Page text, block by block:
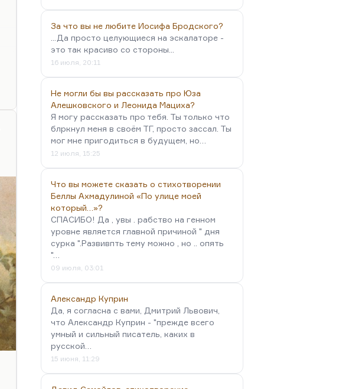
За что вы не любите Иосифа Бродского?
...Да просто целующиеся на эскалаторе -
это так красиво со стороны...
16 июля, 20:11
Не могли бы вы рассказать про Юза
Алешковского и Леонида Мациха?
Я могу рассказать про тебя. Ты только что
блркнул меня в своём ТГ, просто зассал. Ты
мог мне пригодиться в будущем, но…
12 июля, 15:25
Что вы можете сказать о стихотворении
Беллы Ахмадулиной «По улице моей
который…»?
СПАСИБО! Да , увы . рабство на генном
уровне является главной причиной " дня
сурка ".Развивпть тему можно , но .. опять
"…
09 июля, 03:01
Александр Куприн
Да, я согласна с вами, Дмитрий Львович,
что Александр Куприн - "прежде всего
умный и сильный писатель, каких в
русской…
15 июня, 11:29